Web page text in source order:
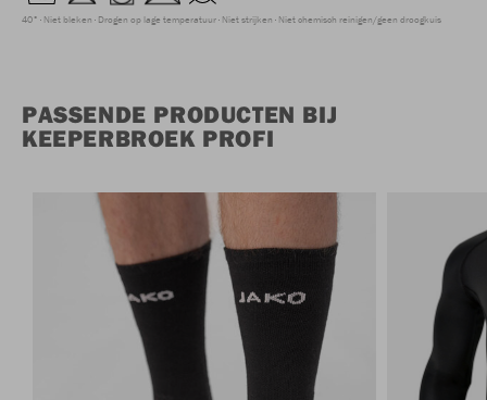
40° Niet bleken Drogen op lage temperatuur Niet strijken Niet chemisch reinigen/geen droogkuis
PASSENDE PRODUCTEN BIJ
KEEPERBROEK PROFI